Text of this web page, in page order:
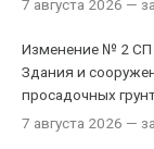
7 августа 2026 —
Изменение № 2 СП
Здания и
просадочных
7 августа 2026 —